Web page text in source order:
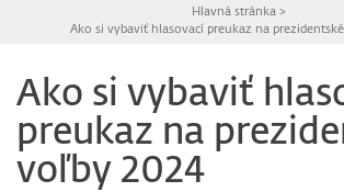
Hlavná stránka >
Ako si vybaviť hlasovací preukaz na
Ako si vybaviť
preukaz na
voľby 2024